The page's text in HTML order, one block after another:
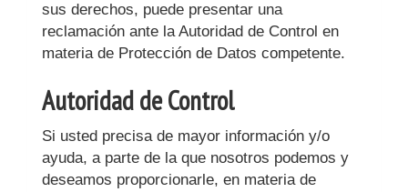
sus derechos, puede presentar una
reclamación ante la Autoridad de Control en
materia de Protección de Datos competente.
Autoridad de Control
Si usted precisa de mayor información y/o
ayuda, a parte de la que nosotros podemos y
deseamos proporcionarle, en materia de